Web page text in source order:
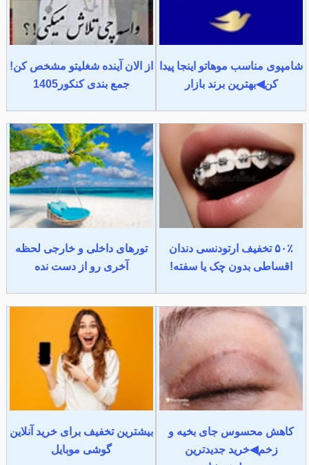
شامپوی مناسب موهاتو اینجا پیدا
کن◀بهترین برند بازار
از الان آینده شغلیتو مشخص کن!
جمع بندی کنکور1405
۵۰٪ تخفیف ارتودنسی دندان
اقساطی بدون چک یا سفته!
تورهای داخلی و خارجی لحظه
آخری رو از دست نده
کاهش محسوس جای بخیه و
زخم◀خرید جدیدترین
بیشترین تخفیف برای خرید آنلاین
گوشی موبایل